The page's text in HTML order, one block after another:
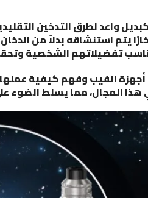
كبديل واعد لطرق التدخين
يتم استنشاقه بدلاً من
تناسب تفضيلاتهم الشخصية
الفيب وفهم كيفية عملها،
المجال، مما يسلط الضوء